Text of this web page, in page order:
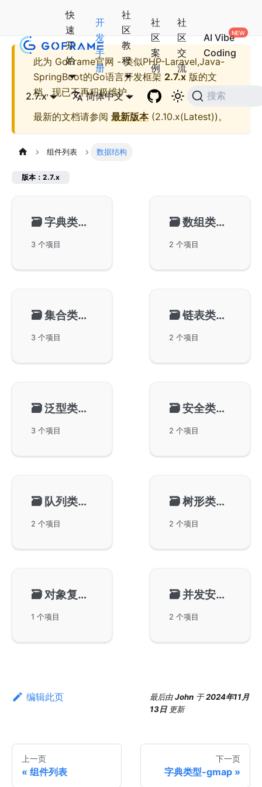
快
速
开
始
开
发
手
册
社
区
教
程
社
区
案
例
社
区
交
流
AI Vibe
Coding
2.7.x 简体中文 搜索
此为 GoFrame官网 - 类似PHP-Laravel,Java-
SpringBoot的Go语言开发框架 2.7.x 版的文
档，现已不再积极维护。
最新的文档请参阅 最新版本(2.10.x(Latest))。
组件列表 数据结构
版本：2.7.x
🗃️字典类型-gmap
3 个项目
🗃️数组类型-garray
2 个项目
🗃️集合类型-gset
3 个项目
🗃️链表类型-glist
2 个项目
🗃️泛型类型-gvar
3 个项目
🗃️安全类型-gtype
2 个项目
🗃️ 队列类型-gqueue
2 个项目
🗃️树形类型-gtree
2 个项目
🗃️对象复用-gpool
1 个项目
🗃️ 并发安全环-gring
2 个项目
编辑此页 最后由John 于2024年11月
13日 更新
上一页
组件列表
下一页
字典类型-gmap